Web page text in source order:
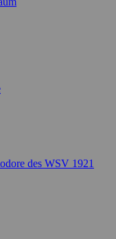
des WSV 1921